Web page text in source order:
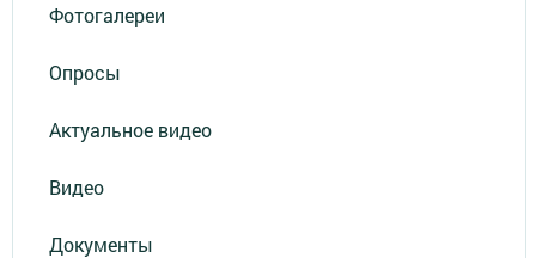
Фотогалереи
Опросы
Актуальное видео
Видео
Документы